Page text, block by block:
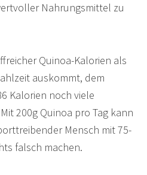
Nahrungsmittel zu
Quinoa-Kalorien als
auskommt, dem
Kalorien noch viele
200g Quinoa pro Tag kann
Mensch mit 75-
falsch machen.